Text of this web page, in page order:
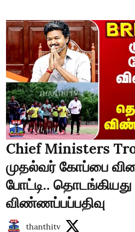
Chief Ministers
முதல்வர் கோப்பை
போட்டி.. தொடங்கியது
விண்ணப்பப்பதிவு
thanthitv